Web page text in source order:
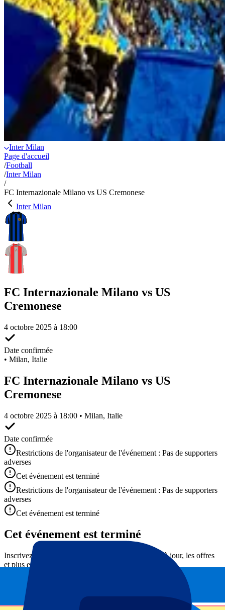
Inter Milan
Page d'accueil
/Football
/Inter Milan
/
FC Internazionale Milano vs US Cremonese
Inter Milan
FC Internazionale Milano vs US
Cremonese
4 octobre 2025 à 18:00
Date confirmée
• Milan, Italie
FC Internazionale Milano vs US
Cremonese
4 octobre 2025 à 18:00 • Milan, Italie
Date confirmée
Restrictions de l'organisateur de l'événement : Pas de supporters
adverses
Cet événement est terminé
Restrictions de l'organisateur de l'événement : Pas de supporters
adverses
Cet événement est terminé
Cet événement est terminé
Inscrivez-vous et recevez toujours toutes les mises à jour, les offres
et plus encore !